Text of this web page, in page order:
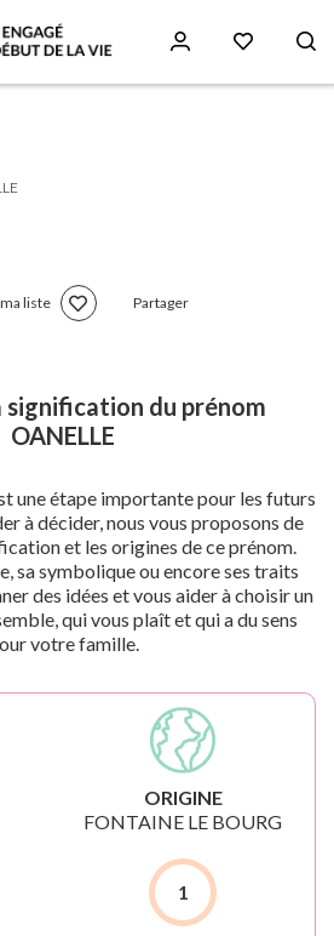
liste Partager
signification du prénom
OANELLE
une étape importante pour les futurs
à décider, nous vous proposons de
et les origines de ce prénom.
sa symbolique ou encore ses traits
des idées et vous aider à choisir un
qui vous plaît et qui a du sens
votre famille.
ORIGINE
FONTAINE LE BOURG
1